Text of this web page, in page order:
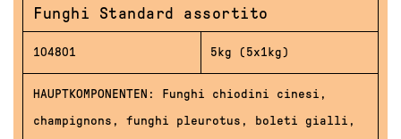
Funghi Standard assortito
104801 5kg (5x1kg)
HAUPTKOMPONENTEN: Funghi chiodini cinesi,
champignons, funghi pleurotus, boleti gialli,